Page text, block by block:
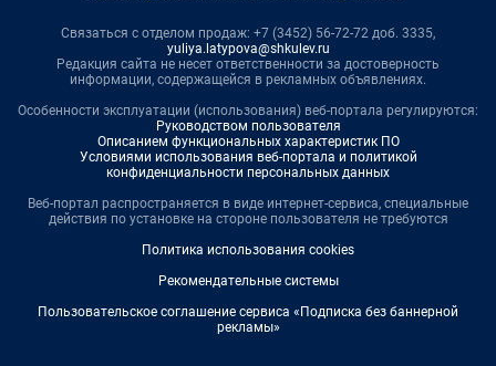
Связаться с отделом продаж: +7 (3452) 56-72-72 доб. 3335,
yuliya.latypova@shkulev.ru
Редакция сайта не несет ответственности за достоверность
информации, содержащейся в рекламных объявлениях.
Особенности эксплуатации (использования) веб-портала регулируются:
Руководством пользователя
Описанием функциональных характеристик ПО
Условиями использования веб-портала и политикой
конфиденциальности персональных данных
Веб-портал распространяется в виде интернет-сервиса, специальные
действия по установке на стороне пользователя не требуются
Политика использования cookies
Рекомендательные системы
Пользовательское соглашение сервиса «Подписка без баннерной
рекламы»